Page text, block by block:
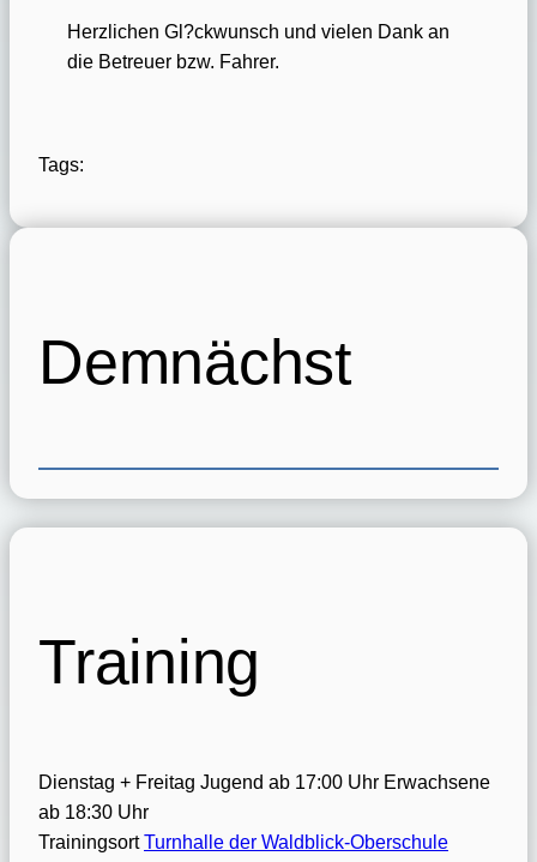
Herzlichen Gl?ckwunsch und vielen Dank an
die Betreuer bzw. Fahrer.
Tags:
Demnächst
Training
Dienstag + Freitag Jugend ab 17:00 Uhr Erwachsene
ab 18:30 Uhr
Trainingsort Turnhalle der Waldblick-Oberschule